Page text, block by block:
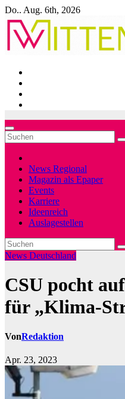
Zum
Inhalt
springen
Do.. Aug. 6th, 2026
News Regional
Magazin als Epaper
Events
Karriere
Ideenreich
Auslagestellen
News Deutschland
CSU pocht
für „Klima-
VonRedaktion
Apr. 23, 2023